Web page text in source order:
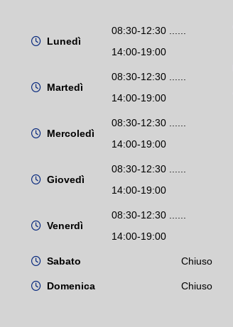
Lunedì
08:30-12:30 ......
14:00-19:00
Martedì
08:30-12:30 ......
14:00-19:00
Mercoledì
08:30-12:30 ......
14:00-19:00
Giovedì
08:30-12:30 ......
14:00-19:00
Venerdì
08:30-12:30 ......
14:00-19:00
Sabato Chiuso
Domenica Chiuso